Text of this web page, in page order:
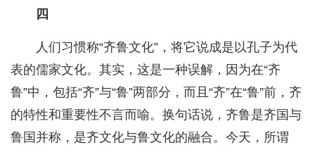
四
人们习惯称“齐鲁文化”，将它说成是以孔子为代
表的儒家文化。其实，这是一种误解，因为在“齐
鲁”中，包括“齐”与“鲁”两部分，而且“齐”在“鲁”前，齐
的特性和重要性不言而喻。换句话说，齐鲁是齐国与
鲁国并称，是齐文化与鲁文化的融合。今天，所谓